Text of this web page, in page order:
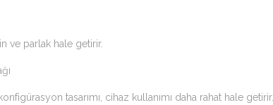
ve parlak hale getirir.
tasarımı, cihaz kullanımı daha rahat hale getirir.